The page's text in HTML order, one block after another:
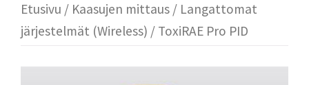
Etusivu / Kaasujen mittaus / Langattomat
järjestelmät (Wireless) / ToxiRAE Pro PID